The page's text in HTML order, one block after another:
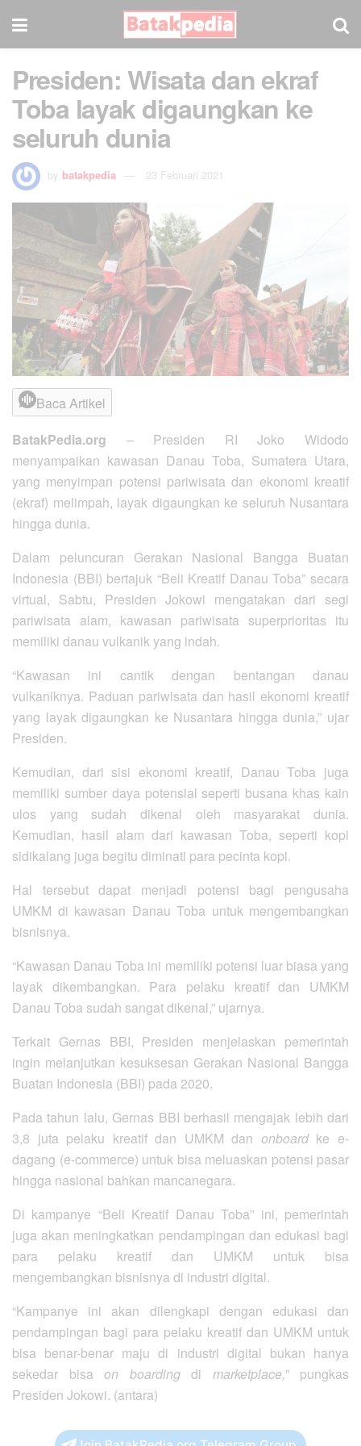
Presiden: Wisata dan ekraf
Toba layak digaungkan ke
seluruh dunia
by batakpedia 23 Februari 2021
Baca Artikel
BatakPedia.org – Presiden RI Joko Widodo
menyampaikan kawasan Danau Toba, Sumatera Utara,
yang menyimpan potensi pariwisata dan ekonomi kreatif
(ekraf) melimpah, layak digaungkan ke seluruh Nusantara
hingga dunia.
Dalam peluncuran Gerakan Nasional Bangga Buatan
Indonesia (BBI) bertajuk “Beli Kreatif Danau Toba” secara
virtual, Sabtu, Presiden Jokowi mengatakan dari segi
pariwisata alam, kawasan pariwisata superprioritas itu
memiliki danau vulkanik yang indah.
“Kawasan ini cantik dengan bentangan danau
vulkaniknya. Paduan pariwisata dan hasil ekonomi kreatif
yang layak digaungkan ke Nusantara hingga dunia,” ujar
Presiden.
Kemudian, dari sisi ekonomi kreatif, Danau Toba juga
memiliki sumber daya potensial seperti busana khas kain
ulos yang sudah dikenal oleh masyarakat dunia.
Kemudian, hasil alam dari kawasan Toba, seperti kopi
sidikalang juga begitu diminati para pecinta kopi.
Hal tersebut dapat menjadi potensi bagi pengusaha
UMKM di kawasan Danau Toba untuk mengembangkan
bisnisnya.
“Kawasan Danau Toba ini memiliki potensi luar biasa yang
layak dikembangkan. Para pelaku kreatif dan UMKM
Danau Toba sudah sangat dikenal,” ujarnya.
Terkait Gernas BBI, Presiden menjelaskan pemerintah
ingin melanjutkan kesuksesan Gerakan Nasional Bangga
Buatan Indonesia (BBI) pada 2020.
Pada tahun lalu, Gernas BBI berhasil mengajak lebih dari
3,8 juta pelaku kreatif dan UMKM dan onboardke e-
dagang (e-commerce) untuk bisa meluaskan potensi pasar
hingga nasional bahkan mancanegara.
Di kampanye “Beli Kreatif Danau Toba” ini, pemerintah
juga akan meningkatkan pendampingan dan edukasi bagi
para pelaku kreatif dan UMKM untuk bisa
mengembangkan bisnisnya di industri digital.
“Kampanye ini akan dilengkapi dengan edukasi dan
pendampingan bagi para pelaku kreatif dan UMKM untuk
bisa benar-benar maju di industri digital bukan hanya
sekedar bisa on boardingdi marketplace,” pungkas
Presiden Jokowi. (antara)